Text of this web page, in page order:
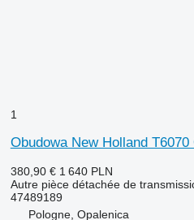
1
Obudowa New Holland
380,90 € 1 640 PLN
Autre pièce détachée de
47489189
Pologne, Opalenica